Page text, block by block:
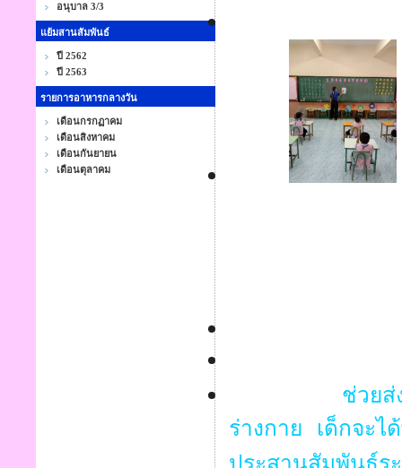
อนุบาล 3/3
แย้มสานสัมพันธ์
ปี 2562
ปี 2563
รายการอาหารกลางวัน
เดือนกรกฏาคม
เดือนสิงหาคม
เดือนกันยายน
เดือนตุลาคม
ช่วย
ร่างกาย เด็กจะ